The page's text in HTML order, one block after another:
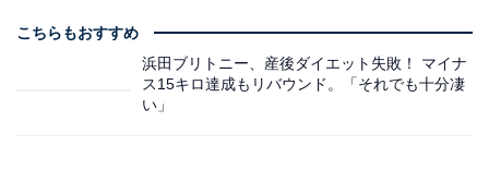
こちらもおすすめ
浜田ブリトニー、産後ダイエット失敗！ マイナ
ス15キロ達成もリバウンド。「それでも十分凄
い」